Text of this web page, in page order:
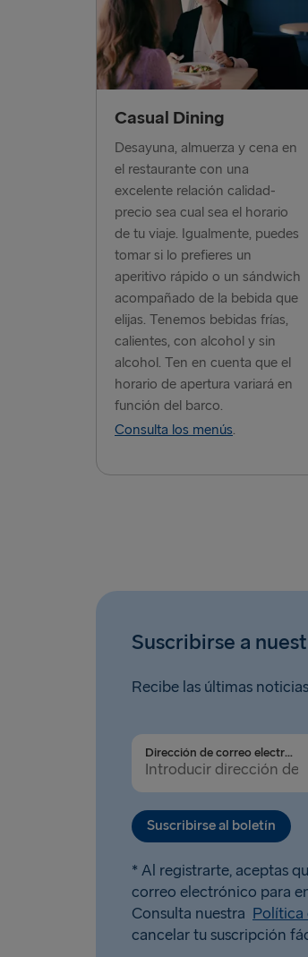
Casual Dining
Desayuna, almuerza y cena en
el restaurante con una
excelente relación calidad-
precio sea cual sea el horario
de tu viaje. Igualmente, puedes
tomar si lo prefieres un
aperitivo rápido o un sándwich
acompañado de la bebida que
elijas. Tenemos bebidas frías,
calientes, con alcohol y sin
alcohol. Ten en cuenta que el
horario de apertura variará en
función del barco.
Consulta los menús.
Suscribirse a
Recibe las últimas
Dirección de correo electrónico
Suscribirse al boletín
* Al registrarte, aceptas
correo electrónico para
Consulta nuestra Política
cancelar tu suscripción